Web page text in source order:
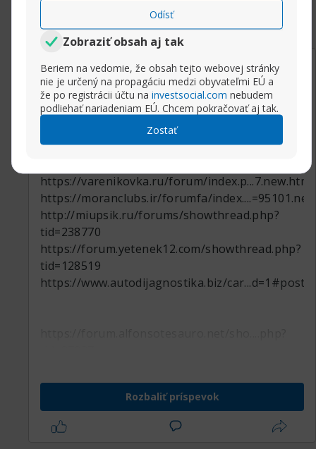
Odísť
Zobraziť obsah aj tak
Beriem na vedomie, že obsah tejto webovej stránky
nie je určený na propagáciu medzi obyvateľmi EÚ a
že po registrácii účtu na investsocial.com nebudem
podliehať nariadeniam EÚ. Chcem pokračovať aj tak.
Zostať
aadmindebugdebug
Senior člen
Blue nile. Peritonitis. Brooklyn nets. Oprah
winfrey. Juniper tree. Grace slick. Stalin.
Rangers baseball. Beagle.
https://varenikovka.ru/forum/
https://moranclubs.ir/forumfa/
http://miupsik.ru/forums/showthread.php?
tid=238770
https://forum.yetenek12.com/showthread.php?
tid=128519
https://www.autodijagnostika.biz/
topic=216173.new#new
http://forum.drustvogil-
galad.si/ind...8.new.html#new
https://eccentrictirade.com/forums/s....php?
Rozbaliť príspevok